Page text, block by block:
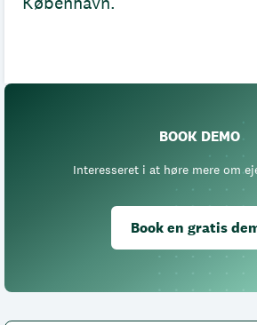
BOOK DEMO
Interesseret i at høre mere om
Book en gratis